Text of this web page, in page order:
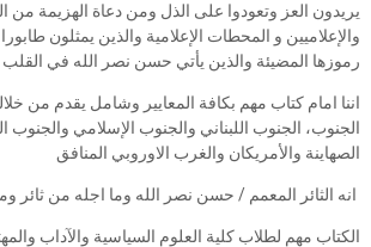
يريدون العز وتعودوا على الذل ومن دعاة الهزيمة من
والإعلاميين و المحطات الإعلامية والذين يمثلون
رموزها المضيئة والذين يأتي حسن نصر الله في القلب
اننا امام كتاب مهم بكافة المعايير وشامل يقدم من
الجنوب، الجنوب اللبناني والجنوب الإسلامي والجنوب
الصهاينة والأمريكان والغرب الاوروبي المنافق
انه الثائر المعمم / حسن نصر الله وما اجله من ثائر
الكتاب مهم لطلاب كلية العلوم السياسية والآداب